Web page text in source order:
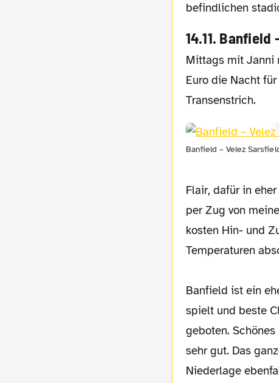
befindlichen
14.11.
Mittags mit Janni mein klasse Hotel in verkehrstechnisch guter Lage klargemacht. 9
Euro die Nacht
Transenstrich.
Banfield – Velez
Flair, dafür in
per Zug von
kosten Hin- und
Temperaturen
Banfield ist ein
spielt und beste
geboten.
sehr gut. Das
Niederlage